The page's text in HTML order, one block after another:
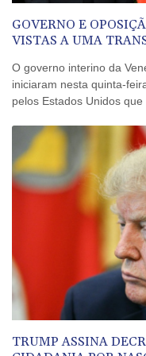
GOVERNO E
VISTAS A UMA
O governo interino da
iniciaram nesta quinta-
pelos Estados Unidos
TRUMP ASSINA